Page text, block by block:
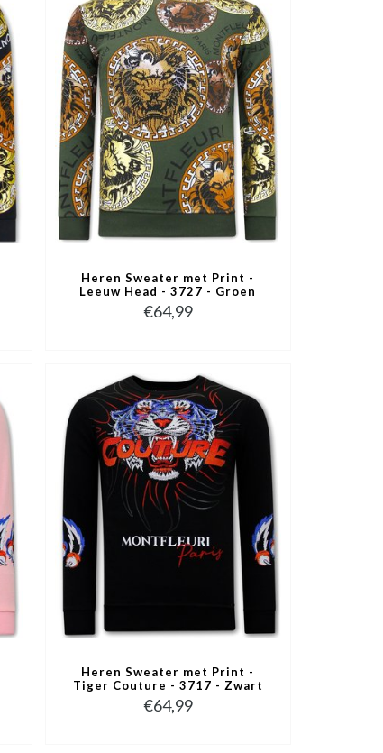
Heren Sweater met Print -
Leeuw Head - 3727 - Groen
€64,99
Heren Sweater met Print -
Tiger Couture - 3717 - Zwart
€64,99